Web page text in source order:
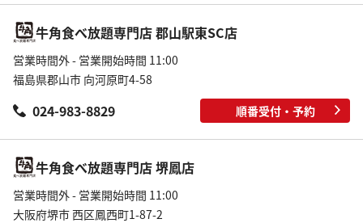
牛角食べ放題専門店 郡山駅東SC店
営業時間外 - 営業開始時間 11:00
福島県郡山市 向河原町4-58
024-983-8829 順番受付・予約
牛角食べ放題専門店 堺鳳店
営業時間外 - 営業開始時間 11:00
大阪府堺市 西区鳳西町1-87-2